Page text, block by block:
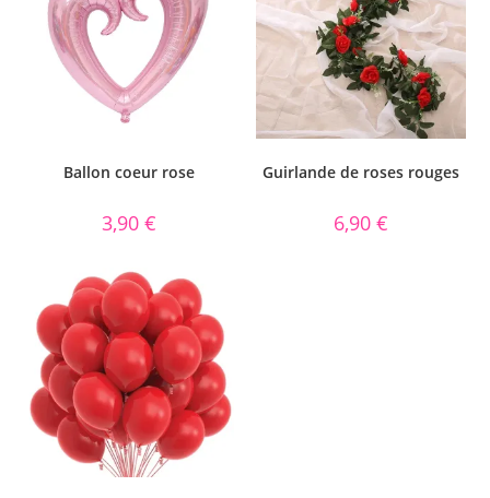
Ballon coeur rose
3,90€
Guirlande de roses rouges
6,90 €